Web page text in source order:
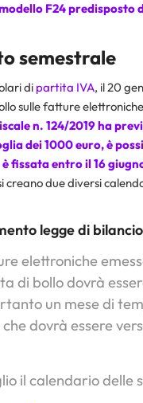
F24 predisposto
semestrale
di partita IVA, il 20
sulle fatture
n. 124/2019ha
dei 1000 euro, è
fissata entro il 16
creano due diversi
legge di
elettroniche
di bollo dovrà
un mese di
che dovrà essere
il calendario delle